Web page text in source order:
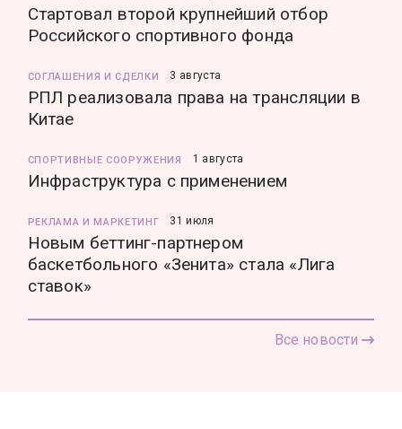
Стартовал второй крупнейший отбор
Российского спортивного фонда
СОГЛАШЕНИЯ И СДЕЛКИ 3 августа
РПЛ реализовала права на трансляции в
Китае
СПОРТИВНЫЕ СООРУЖЕНИЯ 1 августа
Инфраструктура с применением
РЕКЛАМА И МАРКЕТИНГ 31 июля
Новым беттинг-партнером
баскетбольного «Зенита» стала «Лига
ставок»
Все новости